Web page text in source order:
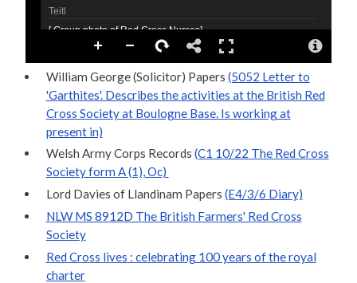
William George (Solicitor) Papers (5052 Letter to
'Garthites'. Describes the activities at the British Red
Cross Society at Boulogne Base. Is working at
present in)
Welsh Army Corps Records (C1 10/22 The Red Cross
Society form A (1), Oc)
Lord Davies of Llandinam Papers (E4/3/6 Diary)
NLW MS 8912D The British Farmers' Red Cross
Society
Red Cross lives : celebrating 100 years of the royal
charter